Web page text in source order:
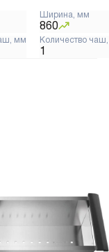
мм
Ширина, мм
860
Количество
1